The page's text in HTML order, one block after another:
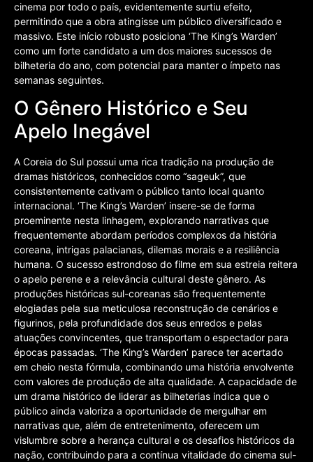
cinema por todo o país, evidentemente surtiu efeito,
permitindo que a obra atingisse um público diversificado e
massivo. Este início robusto posiciona ‘The King’s Warden’
como um forte candidato a um dos maiores sucessos de
bilheteria do ano, com potencial para manter o ímpeto nas
semanas seguintes.
O Gênero Histórico e Seu
Apelo Inegável
A Coreia do Sul possui uma rica tradição na produção de
dramas históricos, conhecidos como “sageuk”, que
consistentemente cativam o público tanto local quanto
internacional. ‘The King’s Warden’ insere-se de forma
proeminente nesta linhagem, explorando narrativas que
frequentemente abordam períodos complexos da história
coreana, intrigas palacianas, dilemas morais e a resiliência
humana. O sucesso estrondoso do filme em sua estreia reitera
o apelo perene e a relevância cultural deste gênero. As
produções históricas sul-coreanas são frequentemente
elogiadas pela sua meticulosa reconstrução de cenários e
figurinos, pela profundidade dos seus enredos e pelas
atuações convincentes, que transportam o espectador para
épocas passadas. ‘The King’s Warden’ parece ter acertado
em cheio nesta fórmula, combinando uma história envolvente
com valores de produção de alta qualidade. A capacidade de
um drama histórico de liderar as bilheterias indica que o
público ainda valoriza a oportunidade de mergulhar em
narrativas que, além de entretenimento, oferecem um
vislumbre sobre a herança cultural e os desafios históricos da
nação, contribuindo para a contínua vitalidade do cinema sul-